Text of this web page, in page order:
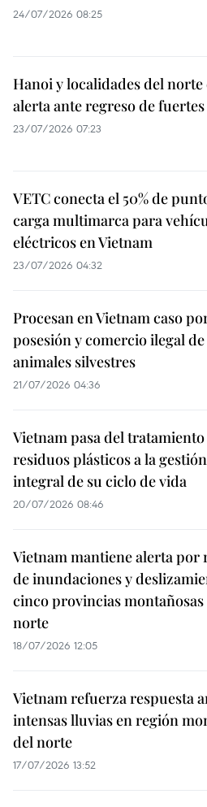
24/07/2026 08:25
Hanoi y localidades del norte
alerta ante regreso de
23/07/2026 07:23
VETC conecta el 50% de
carga multimarca para
eléctricos en Vietnam
23/07/2026 04:32
Procesan en Vietnam caso
posesión y comercio ilegal de
animales silvestres
21/07/2026 04:36
Vietnam pasa del
residuos plásticos a la gestión
integral de su ciclo de vida
20/07/2026 08:46
Vietnam mantiene alerta por
de inundaciones y
cinco provincias
norte
18/07/2026 12:05
Vietnam refuerza respuesta
intensas lluvias en región
del norte
17/07/2026 13:52